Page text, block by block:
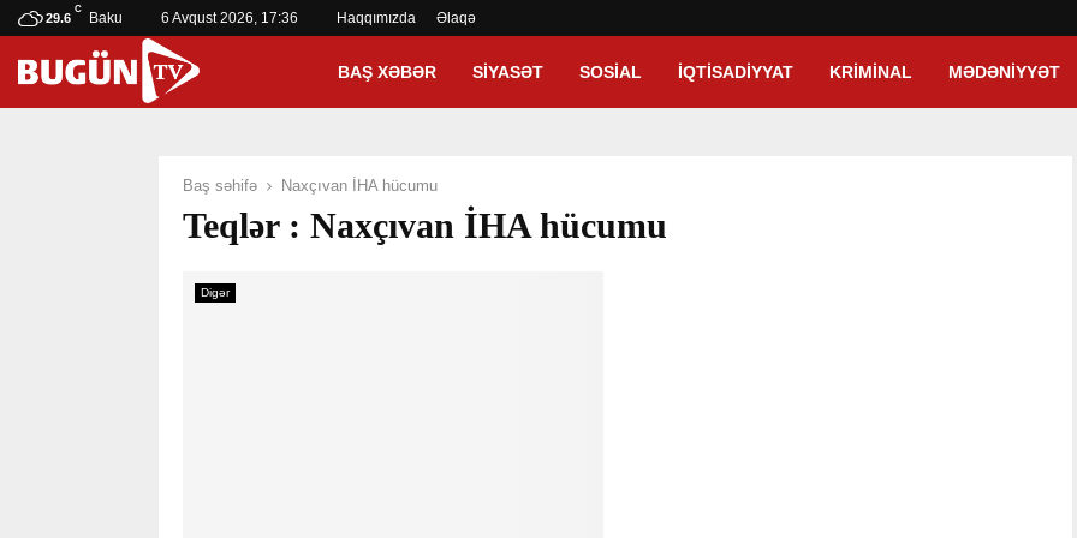
29.6
C
Baku 6 Avqust 2026, 17:36 Haqqımızda Əlaqə
BAŞ XƏBƏR SIYASƏT SOSIAL İQTISADIYYAT KRIMINAL MƏDƏNIYYƏT
Baş səhifə Naxçıvan İHA hücumu
Teqlər : Naxçıvan İHA hücumu
Digər